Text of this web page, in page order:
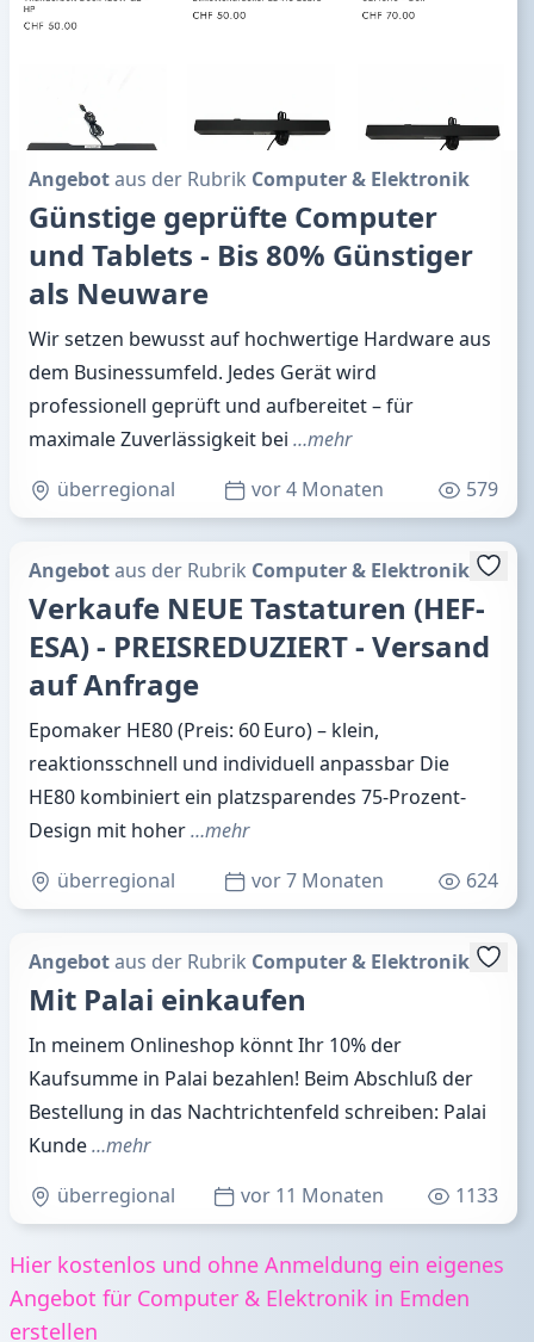
Angebotaus der Rubrik Computer & Elektronik
Günstige geprüfte Computer
und Tablets - Bis 80% Günstiger
als Neuware
Wir setzen bewusst auf hochwertige Hardware aus
dem Businessumfeld. Jedes Gerät wird
professionell geprüft und aufbereitet – für
maximale Zuverlässigkeit bei …mehr
überregional
vor 4 Monaten 579
Angebotaus der Rubrik Computer & Elektronik
Verkaufe NEUE Tastaturen (HEF-
ESA) - PREISREDUZIERT - Versand
auf Anfrage
Epomaker HE80 (Preis: 60 Euro) – klein,
reaktionsschnell und individuell anpassbar Die
HE80 kombiniert ein platzsparendes 75-Prozent-
Design mit hoher…mehr
überregional
vor 7 Monaten 624
Angebotaus der Rubrik Computer & Elektronik
Mit Palai einkaufen
In meinem Onlineshop könnt Ihr 10% der
Kaufsumme in Palai bezahlen! Beim Abschluß der
Bestellung in das Nachtrichtenfeld schreiben: Palai
Kunde…mehr
überregional
vor 11 Monaten 1133
Hier kostenlos und ohne Anmeldung ein eigenes
Angebot für Computer & Elektronik in Emden
erstellen